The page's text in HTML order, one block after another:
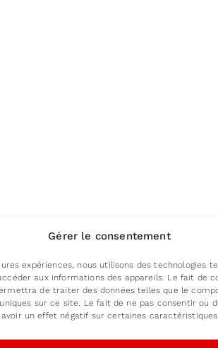
Gérer le consentement
expériences, nous utilisons des technologies
aux informations des appareils. Le fait de
de traiter des données telles que le
sur ce site. Le fait de ne pas consentir ou
un effet négatif sur certaines